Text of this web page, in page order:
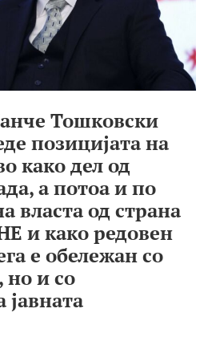
Тошковски
позицијата на
како дел од
а потоа и по
власта од страна
и како редовен
е обележансо
но исо
јавната